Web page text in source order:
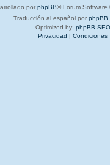
por phpBB® Forum Software
Traducción al español por phpBB
Optimized by: phpBB SEO
Privacidad | Condiciones